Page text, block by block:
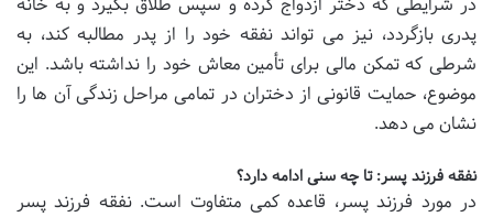
پدری بازگردد، نیز می تواند نفقه خود را از پدر مطالبه کند، به
شرطی که تمکن مالی برای تأمین معاش خود را نداشته باشد. این
موضوع، حمایت قانونی از دختران در تمامی مراحل زندگی آن ها را
نشان می دهد.
نفقه فرزند پسر: تا چه سنی ادامه دارد؟
در مورد فرزند پسر، قاعده کمی متفاوت است. نفقه فرزند پسر